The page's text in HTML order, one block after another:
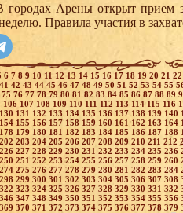
Арены открыт прием
Правила участия в
6 7 8 9 10 11 12 13 14 15 16 17 18 19 20 21
41 42 43 44 45 46 47 48 49 50 51 52 53 54 55
75 76 77 78 79 80 81 82 83 84 85 86 87 88 89
106 107 108 109 110 111 112 113 114 115 116
130 131 132 133 134 135 136 137 138 139 140
154 155 156 157 158 159 160 161162 163 164
178 179 180 181 182 183 184 185 186 187 188
202 203 204 205 206 207 208 209 210 211 212
226 227 228 229 230 231 232 233 234 235 236
250 251 252 253254 255 256 257 258 259 260
274 275 276 277 278 279 280 281 282 283 284
298 299 300 301 302 303 304 305 306 307 308
322 323 324 325 326 327 328 329 330 331 332
346 347 348 349 350 351 352 353 354 355 356
369 370 371 372 373 374 375 376 377 378 379